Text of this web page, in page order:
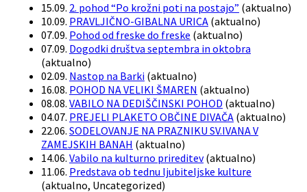
15.09. 2. pohod “Po krožni poti na postajo” (aktualno)
10.09. PRAVLJIČNO-GIBALNA URICA (aktualno)
07.09. Pohod od freske do freske (aktualno)
07.09. Dogodki društva septembra in oktobra
(aktualno)
02.09. Nastop na Barki (aktualno)
16.08. POHOD NA VELIKI ŠMAREN (aktualno)
08.08. VABILO NA DEDIŠČINSKI POHOD (aktualno)
04.07. PREJELI PLAKETO OBČINE DIVAČA (aktualno)
22.06. SODELOVANJE NA PRAZNIKU SV.IVANA V
ZAMEJSKIH BANAH (aktualno)
14.06. Vabilo na kulturno prireditev (aktualno)
11.06. Predstava ob tednu ljubiteljske kulture
(aktualno, Uncategorized)